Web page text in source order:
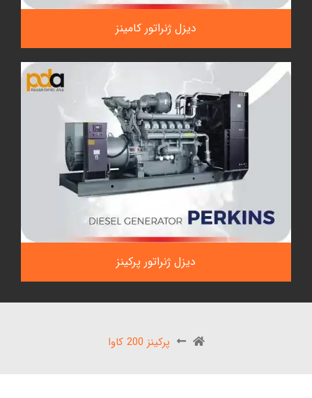
دیزل ژنراتور کامینز
دیزل ژنراتور پرکینز
پرکینز 200 کاوا